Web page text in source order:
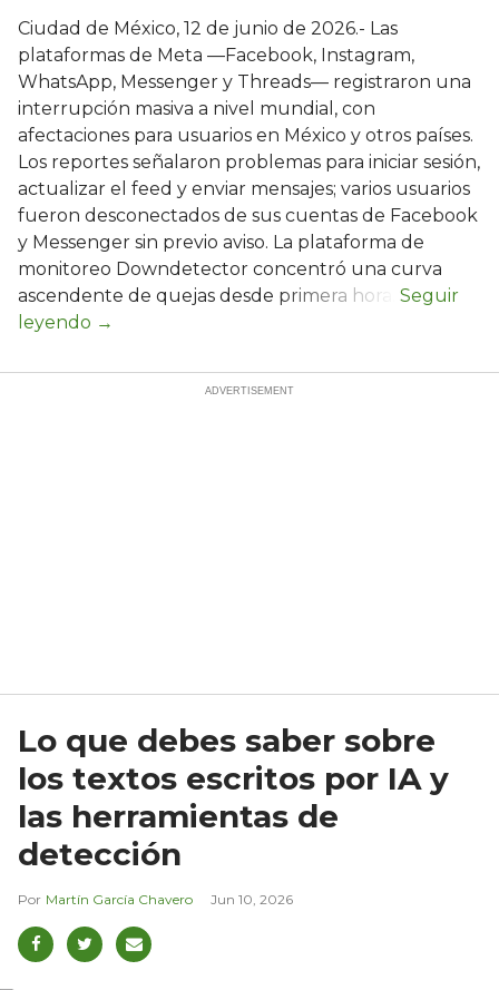
Ciudad de México, 12 de junio de 2026.- Las
plataformas de Meta —Facebook, Instagram,
WhatsApp, Messenger y Threads— registraron una
interrupción masiva a nivel mundial, con
afectaciones para usuarios en México y otros países.
Los reportes señalaron problemas para iniciar sesión,
actualizar el feed y enviar mensajes; varios usuarios
fueron desconectados de sus cuentas de Facebook
y Messenger sin previo aviso. La plataforma de
monitoreo Downdetector concentró una curva
ascendente de quejas desde primera hora.
Lo que debes saber sobre
los textos escritos por IA y
las herramientas de
detección
Martín García Chavero Jun 10, 2026